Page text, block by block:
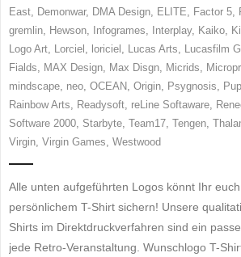
East, Demonwar, DMA Design, ELITE, Factor 5,
gremlin, Hewson, Infogrames, Interplay, Kaiko,
Logo Art, Lorciel , loriciel , Lucas Arts, Lucasfilm
Fialds, MAX Design, Max Disgn, Micrids,
mindscape, neo, OCEAN, Origin, Psygnosis,
Rainbow Arts, Readysoft, reLine Softaware,
Software 2000, Starbyte, Team17, Tengen,
Virgin, Virgin Games, Westwood
Alle unten aufgeführten Logos könnt Ihr
persönlichem T-Shirt sichern! Unsere
Shirts im Direktdruckverfahren sind ein
jede Retro-Veranstaltung. Wunschlogo T-